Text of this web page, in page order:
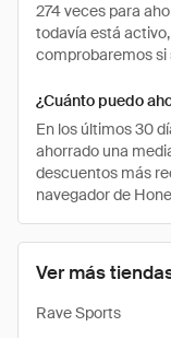
Ver más
Rave Sports
274 veces para
todavía está
comprobaremos si
¿Cuánto puedo
En los últimos 30
ahorrado una
descuentos más
navegador de